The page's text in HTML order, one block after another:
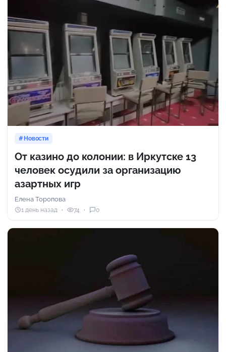
Новости
От казино до колонии: в Иркутске 13
человек осудили за организацию
азартных игр
Елена Торопова
1 день назад 74 0